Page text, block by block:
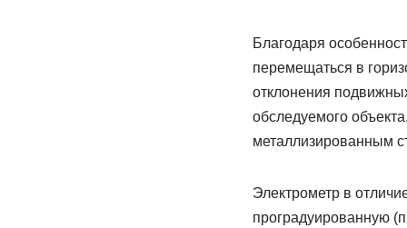
Благодаря
перемещаться в
отклонения
обследуемого
металлизированным
Электрометр в
проградуированную